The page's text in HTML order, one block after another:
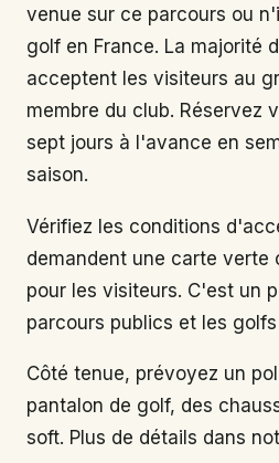
venue sur ce parcours ou
golf en France. La majorité
acceptent les visiteurs au
membre du club. Réservez
sept jours à l'avance en
saison.
Vérifiez les conditions
demandent une carte verte
pour les visiteurs. C'est un
parcours publics et les
Côté tenue, prévoyez un
pantalon de golf, des
soft. Plus de détails dans